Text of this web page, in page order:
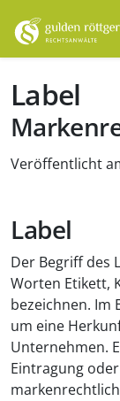
Label
Veröffentlicht
Label
Der Begriff des
Worten Etikett,
bezeichnen. Im
um eine
Unternehmen.
Eintragung